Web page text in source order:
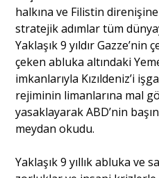
halkına ve Filistin direnişine
stratejik adımlar tüm
Yaklaşık 9 yıldır Gazze’nin
çeken abluka altındaki
imkanlarıyla Kızıldeniz’i
rejiminin limanlarına mal
yasaklayarak ABD’nin
meydan okudu.
Yaklaşık 9 yıllık abluka ve